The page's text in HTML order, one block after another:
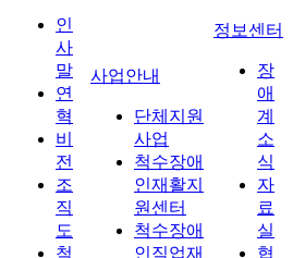
인
사
말
연
혁
비
전
조
직
도
척
사업안내
단체지원
사업
척수장애
인재활지
원센터
척수장애
인직업재
정보센터
장
애
계
소
식
자
료
실
협